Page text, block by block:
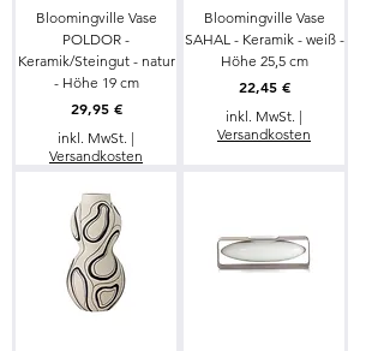
Bloomingville Vase
POLDOR -
Keramik/Steingut - natur
- Höhe 19 cm
Preis
29,95 €
inkl. MwSt. |
Versandkosten
Bloomingville Vase
SAHAL - Keramik - weiß -
Höhe 25,5 cm
Preis
22,45 €
inkl. MwSt. |
Versandkosten